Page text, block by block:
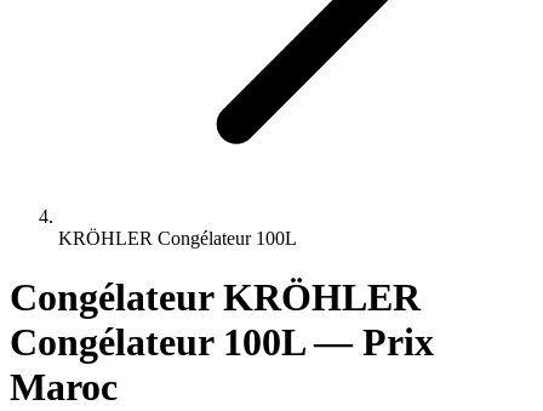
KRÖHLER Congélateur 100L
Congélateur KRÖHLER
Congélateur 100L — Prix
Maroc